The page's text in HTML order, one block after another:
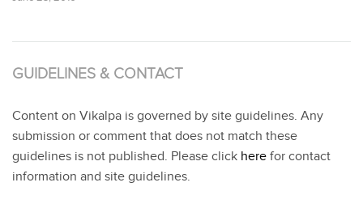
GUIDELINES & CONTACT
Content on Vikalpa is governed by site guidelines. Any
submission or comment that does not match these
guidelines is not published. Please click here for contact
information and site guidelines.